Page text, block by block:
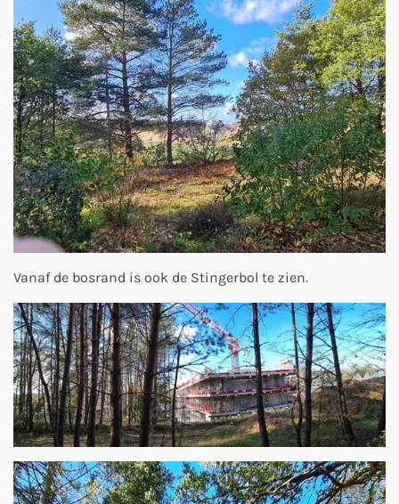
Vanaf de bosrand is ook de Stingerbol te zien.